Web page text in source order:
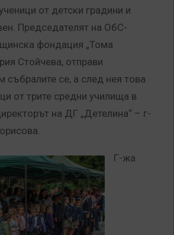
от детски градини и
Председателят на ОбС-
фондация „Тома
Стойчева, отправи
събралите се, а след нея това
от трите средни училища в
на ДГ „Детелина“ – г-
Г-жа